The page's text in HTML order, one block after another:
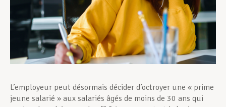
Actualités
L’employeur peut désormais décider d’octroyer une « prime
jeune salarié » aux salariés âgés de moins de 30 ans qui